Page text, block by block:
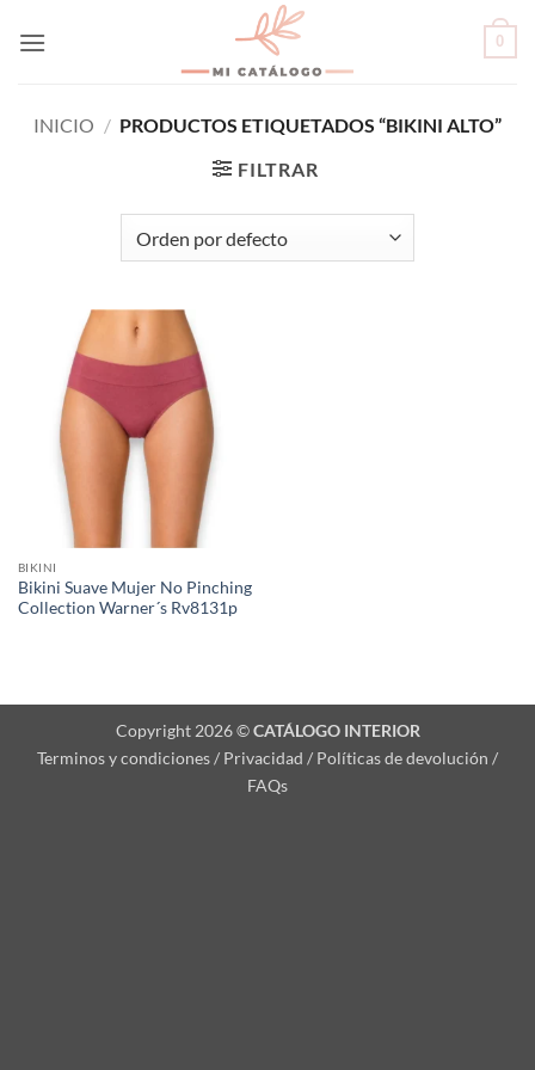
0
INICIO / PRODUCTOS ETIQUETADOS “BIKINI ALTO”
FILTRAR
BIKINI
Bikini Suave Mujer No Pinching
Collection Warner´s Rv8131p
Copyright 2026 ©CATÁLOGO INTERIOR
Terminos y condiciones / Privacidad / Políticas de devolución /
FAQs